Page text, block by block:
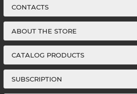
CONTACTS
ABOUT THE STORE
CATALOG PRODUCTS
SUBSCRIPTION